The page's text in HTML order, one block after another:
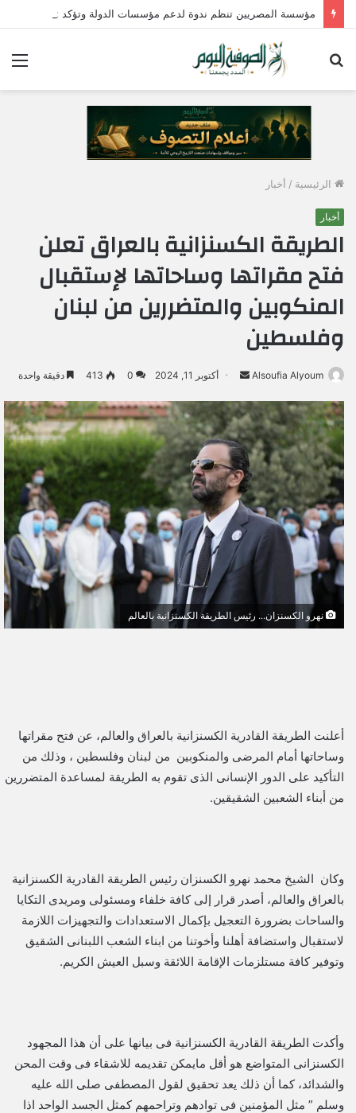
الرئيسية / أخبار
أخبار
الطريقة الكسنزانية بالعراق تعلن
فتح مقراتها وساحاتها لإستقبال
المنكوبين والمتضررين من لبنان
وفلسطين
Alsoufia Alyoum
س
ل
ب
ر
ي
د
ا
إ
ل
ت
ر
أكتوبر 11, 2024 0
413 دقيقة واحدة
نهرو الكسنزان... رئيس الطريقة الكسنزانية بالعالم
أعلنت الطريقة القادرية الكسنزانية بالعراق والعالم، عن فتح مقراتها
وساحاتها أمام المرضى والمنكوبين من لبنان وفلسطين ، وذلك من
التأكيد على الدور الإنسانى الذى تقوم به الطريقة لمساعدة المتضررين
من أبناء الشعبين الشقيقين.
وكان الشيخ محمد نهرو الكسنزان رئيس الطريقة القادرية الكسنزانية
بالعراق والعالم، أصدر قرار إلى كافة خلفاء ومسئولى ومريدى التكايا
والساحات بضرورة التعجيل بإكمال الاستعدادات والتجهيزات اللازمة
لاستقبال واستضافة أهلنا وأخوتنا من ابناء الشعب اللبنانى الشقيق
وتوفير كافة مستلزمات الإقامة اللائقة وسبل العيش الكريم.
وأكدت الطريقة القادرية الكسنزانية فى بيانها على أن هذا المجهود
الكسنزانى المتواضع هو أقل مايمكن تقديمه للاشقاء فى وقت المحن
والشدائد، كما أن ذلك يعد تحقيق لقول المصطفى صلى الله عليه
وسلم ” مثل المؤمنين فى توادهم وتراحمهم كمثل الجسد الواحد اذا